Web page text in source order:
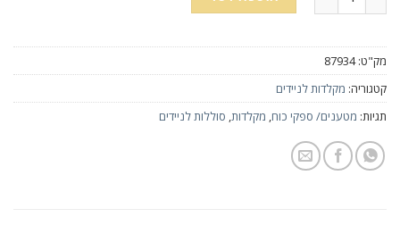
מק"ט:87934
קטגוריה: מקלדות לניידים
תגיות: מטענים/ ספקי כוח, מקלדות, סוללות לניידים